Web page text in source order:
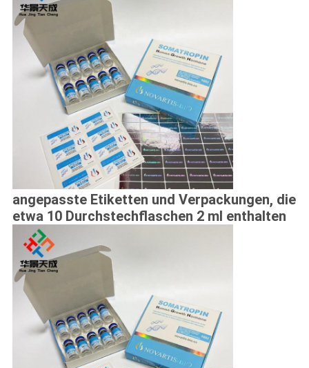
angepasste Etiketten und Verpackungen, die
etwa 10 Durchstechflaschen 2 ml enthalten